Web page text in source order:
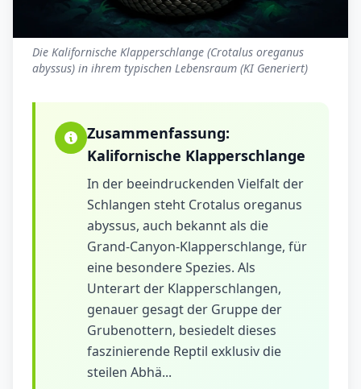
Die Kalifornische Klapperschlange (Crotalus oreganus
abyssus) in ihrem typischen Lebensraum (KI Generiert)
Zusammenfassung:
Kalifornische Klapperschlange
In der beeindruckenden Vielfalt der
Schlangen steht Crotalus oreganus
abyssus, auch bekannt als die
Grand-Canyon-Klapperschlange, für
eine besondere Spezies. Als
Unterart der Klapperschlangen,
genauer gesagt der Gruppe der
Grubenottern, besiedelt dieses
faszinierende Reptil exklusiv die
steilen Abhä...